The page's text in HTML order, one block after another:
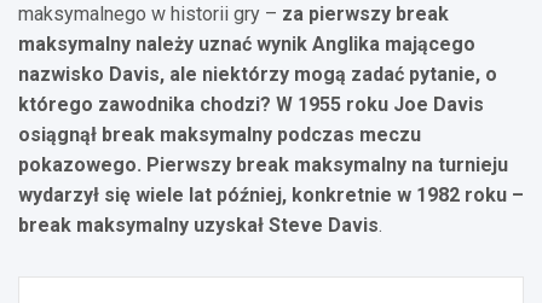
maksymalnego w historii gry – za pierwszy break
maksymalny należy uznać wynik Anglika mającego
nazwisko Davis, ale niektórzy mogą zadać pytanie, o
którego zawodnika chodzi? W 1955 roku Joe Davis
osiągnął break maksymalny podczas meczu
pokazowego. Pierwszy break maksymalny na turnieju
wydarzył się wiele lat później, konkretnie w 1982 roku –
break maksymalny uzyskał Steve Davis.